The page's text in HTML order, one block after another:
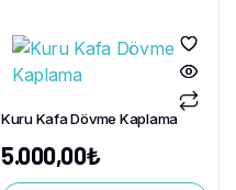
Kuru Kafa Dövme Kaplama
5.000,00₺